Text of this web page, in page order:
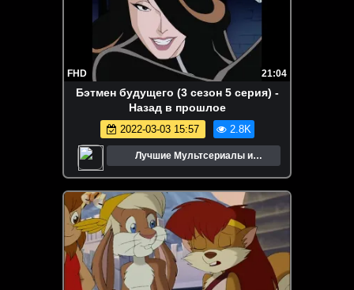
FHD 21:04
Бэтмен будущего (3 сезон 5 серия) -
Назад в прошлое
2022-03-03 15:57 2.8K
Лучшие Мультсериалы и